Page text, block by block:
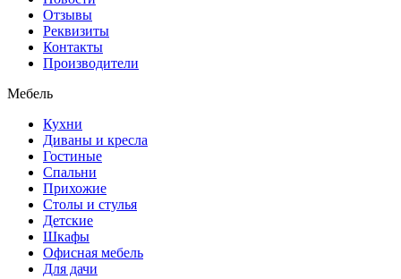
Отзывы
Реквизиты
Контакты
Производители
Мебель
Кухни
Диваны и кресла
Гостиные
Спальни
Прихожие
Столы и стулья
Детские
Шкафы
Офисная мебель
Для дачи